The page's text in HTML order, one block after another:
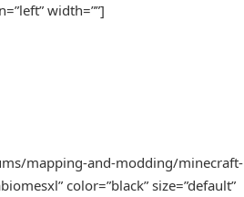
width=””]
mapping-and-modding/minecraft-
color=”black” size=”default”